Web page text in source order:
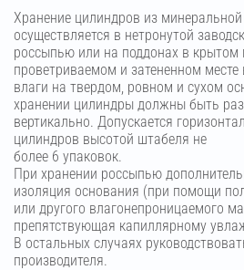
Хранение цилиндров из
осуществляется в нетронутой
россыпью или на поддонах в крытом
проветриваемом и затененном месте
влаги на твердом, ровном и сухом
хранении цилиндры должны быть
вертикально. Допускается
цилиндров высотой штабеля не
более 6 упаковок.
При хранении россыпью
изоляция основания (при помощи
или другого влагонепроницаемого
препятствующая капиллярному
В остальных случаях
производителя.